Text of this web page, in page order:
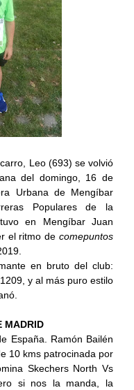
Leo (693) se volvió
del domingo, 16 de
Urbana de Mengíbar
Populares de la
en Mengíbar Juan
el ritmo de comepuntos
en bruto del club:
y al más puro estilo
MADRID
España. Ramón Bailén
10 kms patrocinada por
Skechers North Vs
si nos la manda, la